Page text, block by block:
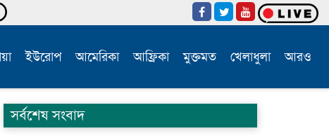
ইউরোপ আমেরিকা আফ্রিকা মুক্তমত খেলাধুলা আরও
সর্বশেষ সংবাদ